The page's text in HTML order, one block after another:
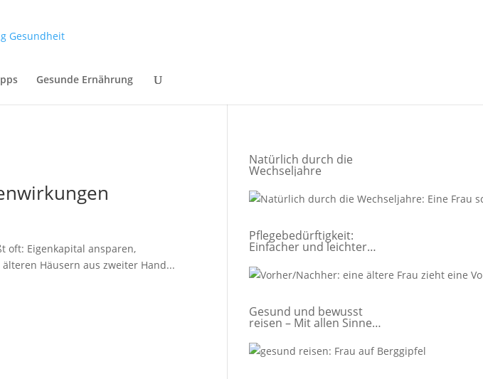
Gesunde Ernährung
oft: Eigenkapital ansparen,
Häusern aus zweiter Hand...
Natürlich durch die
Wechseljahre
Pflegebedürftigkeit:
Einfacher und leichter
Gesund und bewusst
reisen – Mit allen Sinnen